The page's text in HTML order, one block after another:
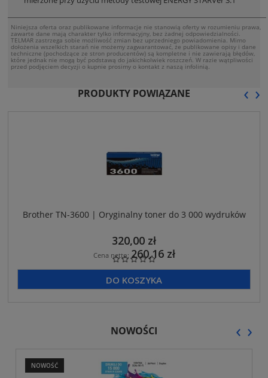
Niniejsza oferta oraz publikowane informacje nie stanowią oferty w rozumieniu prawa,
zawarte dane mają charakter tylko informacyjny, bez żadnej odpowiedzialności.
TELMAR zastrzega sobie możliwość zmian bez uprzedniego powiadomienia. Mimo
dołożenia wszelkich starań nie możemy zagwarantować, że publikowane opisy i dane
techniczne (pochodzące ze stron producentów) są kompletne i nie zawierają błędów,
które jednak nie mogą być podstawą do jakichkolwiek roszczeń. W razie wątpliwości
przed podjęciem decyzji o kupnie prosimy o kontakt z naszą infolinią.
PRODUKTY POWIĄZANE
Brother TN-3600 | Oryginalny toner do 3 000 wydruków
320,00 zł
Cena netto: 260,16 zł
DO KOSZYKA
‹ ›
NOWOŚCI
NOWOŚĆ
‹ ›